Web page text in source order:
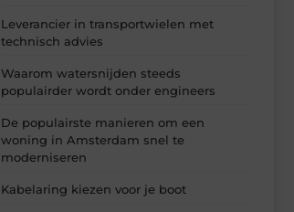
Leverancier in transportwielen met
technisch advies
Waarom watersnijden steeds
populairder wordt onder engineers
De populairste manieren om een
woning in Amsterdam snel te
moderniseren
Kabelaring kiezen voor je boot